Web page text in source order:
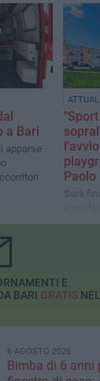
a Bari
apparse
Paolo
Sarà
Sport
E
BARI GRATIS
6 AGOSTO 2026
Bimba di 6 anni